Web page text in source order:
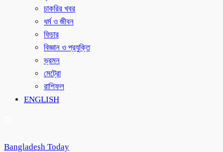
চাকরির খবর
ধর্ম ও জীবন
ফিচার
বিজ্ঞান ও প্রযুক্তি
ভ্রমন
মেট্রো
রাশিফল
ENGLISH
Bangladesh Today